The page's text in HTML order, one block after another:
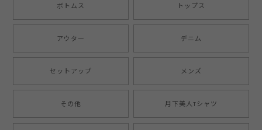
ボトムス トップス
アウター デニム
セットアップ メンズ
その他 月下美人Tシャツ